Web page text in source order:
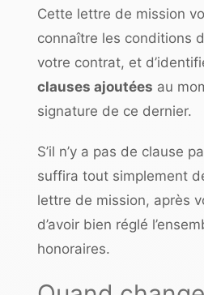
Cette lettre de mission
connaître les conditions
votre contrat, et
clauses ajoutées au
signature de ce dernier.
S’il n’y a pas de clause
suffira tout simplement
lettre de mission, après
d’avoir bien réglé
honoraires.